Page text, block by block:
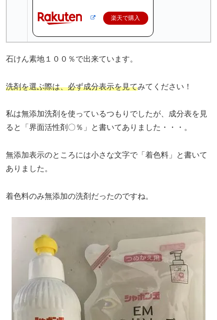
楽天で購入
石けん素地１００％で出来ています。
洗剤を選ぶ際は、必ず成分表示を見てみてください！
私は無添加洗剤を使っているつもりでしたが、成分表を見
ると「界面活性剤〇％」と書いてありました・・・。
無添加表示のところには小さな文字で「着色料」と書いて
ありました。
着色料のみ無添加の洗剤だったのですね。